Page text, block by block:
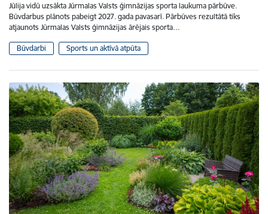
Jūlija vidū uzsākta Jūrmalas Valsts ģimnāzijas sporta laukuma pārbūve.
Būvdarbus plānots pabeigt 2027. gada pavasarī. Pārbūves rezultātā tiks
atjaunots Jūrmalas Valsts ģimnāzijas ārējais sporta…
Būvdarbi Sports un aktīvā atpūta